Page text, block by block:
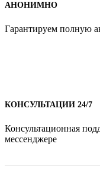
АНОНИМНО
Гарантируем полную
КОНСУЛЬТАЦИИ 24/7
Консультационная
мессенджере